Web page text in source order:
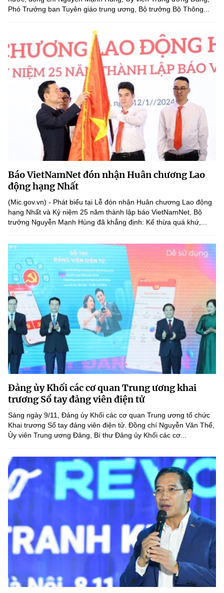
Phó Trưởng ban Tuyên giáo trung ương, Bộ trưởng Bộ Thông...
Báo VietNamNet đón nhận Huân chương Lao
động hạng Nhất
(Mic.gov.vn) - Phát biểu tại Lễ đón nhận Huân chương Lao động
hạng Nhất và Kỷ niệm 25 năm thành lập báo VietNamNet, Bộ
trưởng Nguyễn Mạnh Hùng đã khẳng định: Kế thừa quá khứ,...
Đảng ủy Khối các cơ quan Trung ương khai
trương Sổ tay đảng viên điện tử
Sáng ngày 9/11, Đảng ủy Khối các cơ quan Trung ương tổ chức
Khai trương Sổ tay đảng viên điện tử. Đồng chí Nguyễn Văn Thể,
Ủy viên Trung ương Đảng, Bí thư Đảng ủy Khối các cơ...